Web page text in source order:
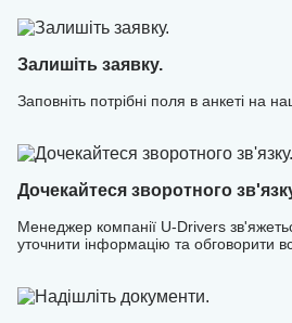
щоб ви могли одразу перейти до
до U-Drivers та керуйте своїм часом
Залишіть заявку.
Заповніть потрібні поля в анкеті на
Дочекайтеся зворотного
Менеджер компанії U-Drivers
уточнити інформацію та обговорити